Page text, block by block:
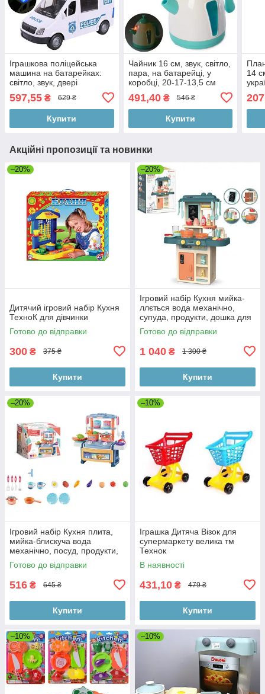
Іграшкова поліцейська
машина на батарейках:
світло, звук, двері
26х11,5х16,5 см
597,55 ₴ 629 ₴
Купити
Чайник 16 см, звук, світло,
пара, на батарейці, у
коробці, 20-17-13,5 см
491,40₴ 546 ₴
Купити
14
Акційні пропозиції та новинки
–20%
Дитячий ігровий набір Кухня
ТехноК для дівчинки
Готово до відправки
300 ₴ 375 ₴
Купити
–20%
Ігровий набір Кухня мийка-
ллється вода механічно,
супуда, продукти, дошка для
Готово до відправки
1 040 ₴ 1 300 ₴
Купити
–20%
Ігровий набір Кухня плита,
мийка-блискуча вода
механічно, посуд, продукти,
музика,світло,батарейки,
коробка
Готово до відправки
516 ₴ 645 ₴
Купити
–10%
Іграшка Дитяча Візок для
супермаркету велика тм
Технок
В наявності
431,10 ₴ 479 ₴
Купити
–10% –10%